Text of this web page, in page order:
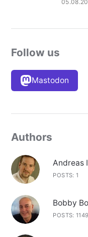
Follow us
Mastodon
Authors
Andreas
POSTS: 1
Bobby
POSTS: 1149